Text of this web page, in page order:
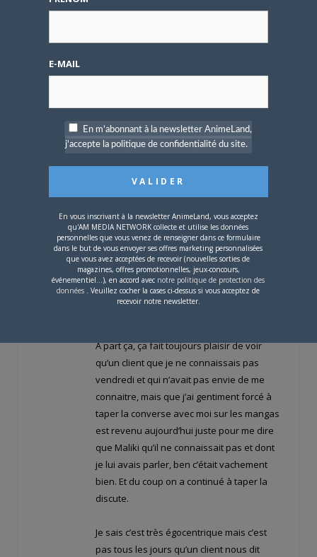
Ancien
est arrivé :chico:
C’est mal… Je vais encore passer des
heures à écrire des bêtises ^^
★★★
Je peux être très nunuche parfois…
Bon d’accord souvent!! Z’êtes content?
Euh! C’est quoi le Hollywood Poster
A part ça, ça fait toujours plaisir de voir
qu’un client que je ne connaissais pas
vendredi et qui n’avait pas envie de me
connaitre, mais que j’ai gentiment forcé à
taper la converse avec moi sur les mangas
est revenu aujourd’hui juste pour me dire
que Maliki qu’il ne connaissait pas et dont
je lui avais parler, ben c’était vachement
bien. Et du coup on a continué à taper la
discute.
Je sais c’est très égocentrique mais c’est
pas tous les jours qu’un client nous dit
E-MAIL
En m'abonnant à la newsletter AnimeLand,
j'accepte la politique de confidentialité du site.
En vous inscrivant à la newsletter AnimeLand, vous acceptez
qu'AM MEDIA NETWORK collecte et utilise les données
personnelles que vous venez de renseigner dans ce formulaire
dans le but de vous envoyer ses offres marketing personnalisées
que vous avez acceptées de recevoir (nouvelles sorties de
magazines, offres promotionnelles, jeux-concours,
événementiel...), en accord avec notre politique de protection des
données . Veuillez cocher la cases ci-dessus si vous acceptez de
recevoir notre newsletter.